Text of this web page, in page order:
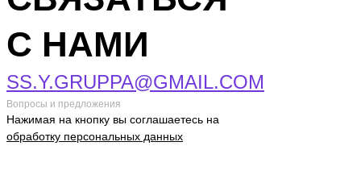
С НАМИ
SS.Y.GRUPPA@GMAIL.COM
Вопросы и предложения
Нажимая на кнопку вы соглашаетесь на
обработку персональных данных